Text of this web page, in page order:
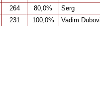
264 80,0%
Serg
231 100,0% Vadim